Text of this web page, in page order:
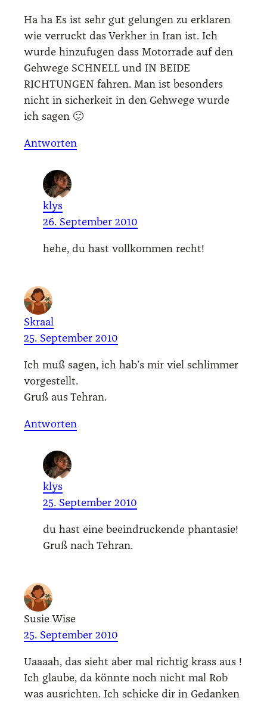
Ha ha Es ist sehr gut gelun­gen zu erkla­ren
wie ver­ruckt das Verk­her in Iran ist. Ich
wur­de hin­zu­fu­gen dass Motor­ra­de auf den
Geh­we­ge SCHNELL und IN BEIDE
RICHTUNGEN fah­ren. Man ist beson­ders
nicht in sicher­keit in den Geh­we­ge wur­de
ich sagen 🙂
Antworten
klys
26. September 2010
hehe, du hast voll­kom­men recht!
Skraal
25. September 2010
Ich muß sagen, ich hab’s mir viel schlim­mer
vor­ge­stellt.
Gruß aus Tehr­an.
Antworten
klys
25. September 2010
du hast eine beein­dru­cken­de phan­ta­sie!
Gruß nach Tehr­an.
Susie Wise
25. September 2010
Uaaaah, das sieht aber mal rich­tig krass aus !
Ich glau­be, da könn­te noch nicht mal Rob
was aus­rich­ten. Ich schi­cke dir in Gedan­ken